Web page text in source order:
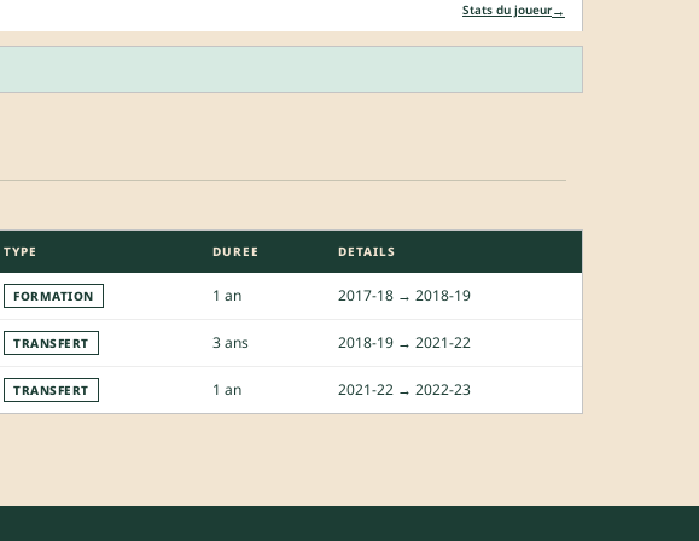
Stats du joueur→
TYPE DUREE DETAILS
FORMATION 1 an 2017-18 → 2018-19
TRANSFERT 3 ans 2018-19 → 2021-22
TRANSFERT 1 an 2021-22 → 2022-23